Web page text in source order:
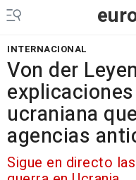
INTERNACIONAL
Von der
ucraniana
agencias
Sigue en directo